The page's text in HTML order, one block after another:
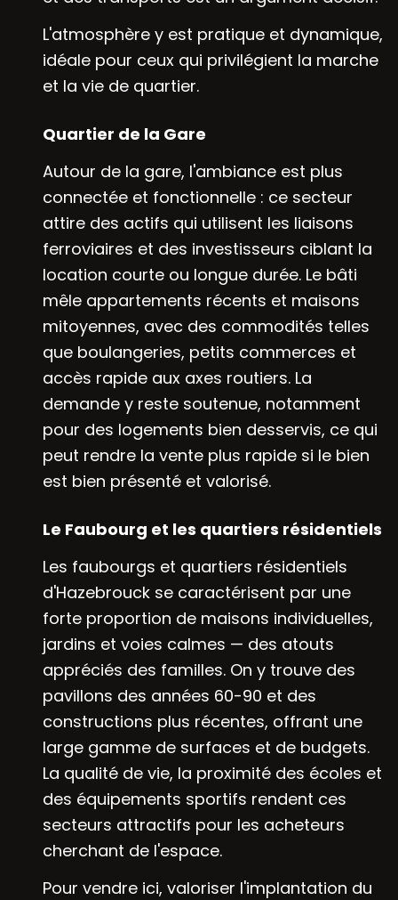
L'atmosphère y est pratique et dynamique,
idéale pour ceux qui privilégient la marche
et la vie de quartier.
Quartier de la Gare
Autour de la gare, l'ambiance est plus
connectée et fonctionnelle : ce secteur
attire des actifs qui utilisent les liaisons
ferroviaires et des investisseurs ciblant la
location courte ou longue durée. Le bâti
mêle appartements récents et maisons
mitoyennes, avec des commodités telles
que boulangeries, petits commerces et
accès rapide aux axes routiers. La
demande y reste soutenue, notamment
pour des logements bien desservis, ce qui
peut rendre la vente plus rapide si le bien
est bien présenté et valorisé.
Le Faubourg et les quartiers résidentiels
Les faubourgs et quartiers résidentiels
d'Hazebrouck se caractérisent par une
forte proportion de maisons individuelles,
jardins et voies calmes — des atouts
appréciés des familles. On y trouve des
pavillons des années 60-90 et des
constructions plus récentes, offrant une
large gamme de surfaces et de budgets.
La qualité de vie, la proximité des écoles et
des équipements sportifs rendent ces
secteurs attractifs pour les acheteurs
cherchant de l'espace.
Pour vendre ici, valoriser l'implantation du